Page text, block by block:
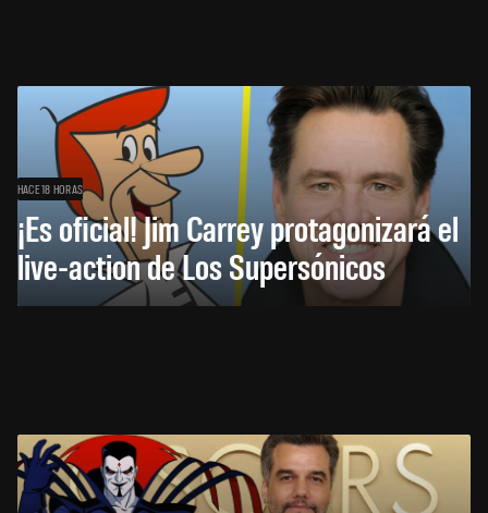
HACE 18 HORAS
¡Es oficial! Jim Carrey protagonizará el
live-action de Los Supersónicos